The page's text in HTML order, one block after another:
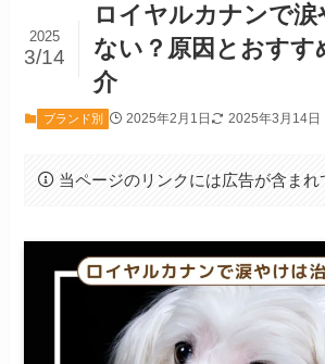
ロイヤルカナンで涙
ない？原因とおすす
介
2025
3/14
ブランド別 2025年2月1日 2025年3月14日
当ページのリンクには広告が含まれ